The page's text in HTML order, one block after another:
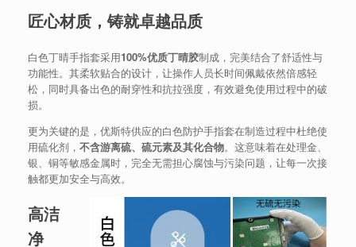
匠心材质，铸就卓越品质
白色丁晴手指套采用100%优质丁晴胶制成，完美结合了舒适性与
功能性。其柔软贴合的设计，让操作人员长时间佩戴依然倍感轻
松，同时具备出色的耐穿性和抗拉强度，有效避免使用过程中的破
损。
更为关键的是，优斯特供应的白色防护手指套在制造过程中杜绝使
用硫化剂， 不含游离硫、硫元素及其化合物。这意味着在处理金、
银、铜等敏感金属时，完全无需担心腐蚀与污染问题，让每一次接
触都更加安全与高效。
高洁
净